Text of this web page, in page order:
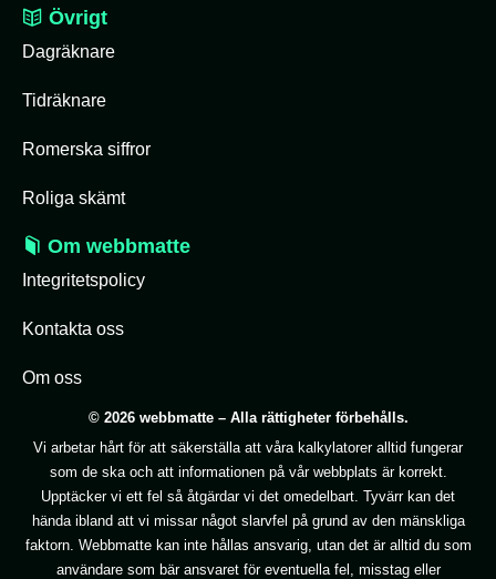
Övrigt
Dagräknare
Tidräknare
Romerska siffror
Roliga skämt
Om webbmatte
Integritetspolicy
Kontakta oss
Om oss
© 2026 webbmatte – Alla rättigheter förbehålls.
Vi arbetar hårt för att säkerställa att våra kalkylatorer alltid fungerar
som de ska och att informationen på vår webbplats är korrekt.
Upptäcker vi ett fel så åtgärdar vi det omedelbart. Tyvärr kan det
hända ibland att vi missar något slarvfel på grund av den mänskliga
faktorn. Webbmatte kan inte hållas ansvarig, utan det är alltid du som
användare som bär ansvaret för eventuella fel, misstag eller